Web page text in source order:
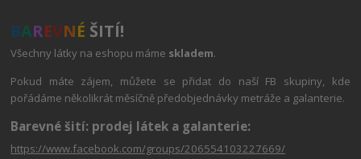
BAREVNÉ ŠITÍ!
Všechny látky na eshopu máme skladem.
Pokud máte zájem, můžete se přidat do naší FB skupiny, kde
pořádáme několikrát měsíčně předobjednávky metráže a galanterie.
Barevné šití: prodej látek a galanterie:
https://www.facebook.com/groups/206554103227669/